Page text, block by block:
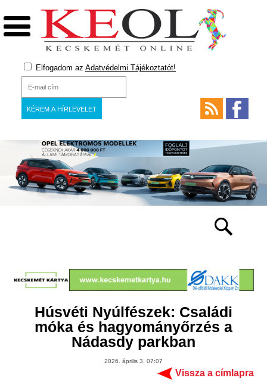
Elfogadom az Adatvédelmi Tájékoztatót!
Húsvéti Nyúlfészek: Családi
móka és hagyományőrzés a
Nádasdy parkban
2026. április 3. 07:07
Vissza a címlapra